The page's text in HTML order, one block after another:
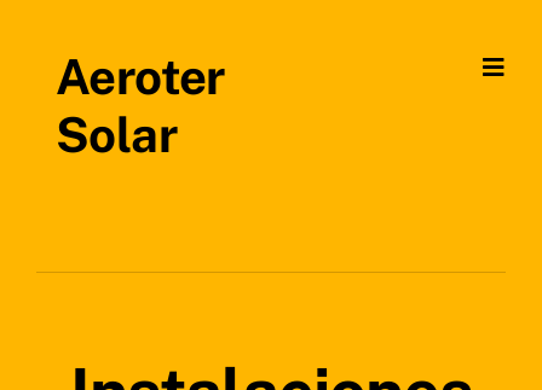
contentAeroter
Solar
Inicio
Quienes somos